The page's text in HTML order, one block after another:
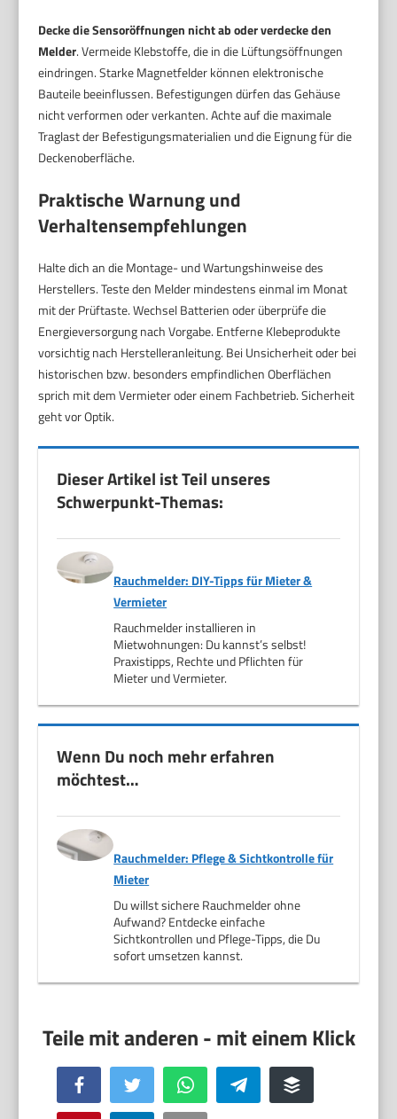
Decke die Sensoröffnungen nicht ab oder verdecke den
Melder. Vermeide Klebstoffe, die in die Lüftungsöffnungen
eindringen. Starke Magnetfelder können elektronische
Bauteile beeinflussen. Befestigungen dürfen das Gehäuse
nicht verformen oder verkanten. Achte auf die maximale
Traglast der Befestigungsmaterialien und die Eignung für die
Deckenoberfläche.
Praktische Warnung und
Verhaltensempfehlungen
Halte dich an die Montage- und Wartungshinweise des
Herstellers. Teste den Melder mindestens einmal im Monat
mit der Prüftaste. Wechsel Batterien oder überprüfe die
Energieversorgung nach Vorgabe. Entferne Klebeprodukte
vorsichtig nach Herstelleranleitung. Bei Unsicherheit oder bei
historischen bzw. besonders empfindlichen Oberflächen
sprich mit dem Vermieter oder einem Fachbetrieb. Sicherheit
geht vor Optik.
Dieser Artikel ist Teil unseres
Schwerpunkt-Themas:
Rauchmelder: DIY-Tipps für Mieter &
Vermieter
Rauchmelder installieren in
Mietwohnungen: Du kannst’s selbst!
Praxistipps, Rechte und Pflichten für
Mieter und Vermieter.
Wenn Du noch mehr erfahren
möchtest…
Rauchmelder: Pflege & Sichtkontrolle für
Mieter
Du willst sichere Rauchmelder ohne
Aufwand? Entdecke einfache
Sichtkontrollen und Pflege-Tipps, die Du
sofort umsetzen kannst.
Facebook Twitter WhatsApp Telegram Buffer